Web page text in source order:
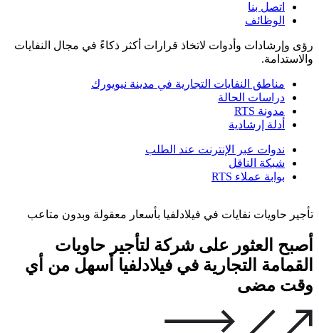
اتصل بنا
الوظائف
رؤى وإرشادات وأدوات لاتخاذ قرارات أكثر ذكاءً في مجال النفايات
والاستدامة.
مناطق النفايات التجارية في مدينة نيويورك
دراسات الحالة
مدونة RTS
أدلة إرشادية
ندوات عبر الإنترنت عند الطلب
شبكة الناقل
بوابة عملاء RTS
تأجير حاويات نفايات في فيلادلفيا بأسعار معقولة وبدون متاعب
أصبح العثور على شركة لتأجير حاويات
القمامة التجارية في فيلادلفيا أسهل من أي
وقت مضى